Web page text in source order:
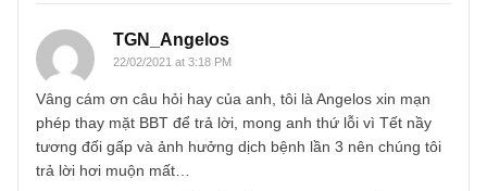
Email*